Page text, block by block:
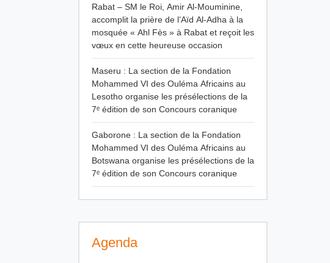
Rabat – SM le Roi, Amir Al-Mouminine,
accomplit la prière de l’Aïd Al-Adha à la
mosquée « Ahl Fès » à Rabat et reçoit les
vœux en cette heureuse occasion
Maseru : La section de la Fondation
Mohammed VI des Ouléma Africains au
Lesotho organise les présélections de la
7ᵉ édition de son Concours coranique
Gaborone : La section de la Fondation
Mohammed VI des Ouléma Africains au
Botswana organise les présélections de la
7ᵉ édition de son Concours coranique
Agenda